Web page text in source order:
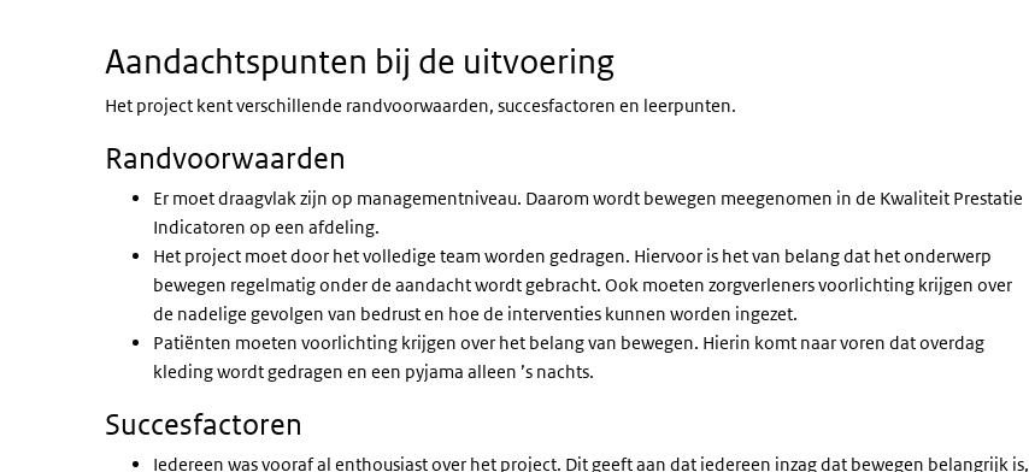
Aandachtspunten bij de uitvoering
Het project kent verschillende randvoorwaarden, succesfactoren en leerpunten.
Randvoorwaarden
Er moet draagvlak zijn op managementniveau. Daarom wordt bewegen meegenomen in de Kwaliteit Prestatie
Indicatoren op een afdeling.
Het project moet door het volledige team worden gedragen. Hiervoor is het van belang dat het onderwerp
bewegen regelmatig onder de aandacht wordt gebracht. Ook moeten zorgverleners voorlichting krijgen over
de nadelige gevolgen van bedrust en hoe de interventies kunnen worden ingezet.
Patiënten moeten voorlichting krijgen over het belang van bewegen. Hierin komt naar voren dat overdag
kleding wordt gedragen en een pyjama alleen ’s nachts.
Succesfactoren
Iedereen was vooraf al enthousiast over het project. Dit geeft aan dat iedereen inzag dat bewegen belangrijk is,